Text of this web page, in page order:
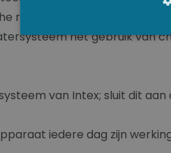
reacties, ...
het gebruik van
van Intex; sluit dit
iedere dag zijn